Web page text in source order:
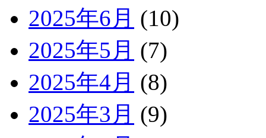
2025年6月 (10)
2025年5月 (7)
2025年4月 (8)
2025年3月 (9)